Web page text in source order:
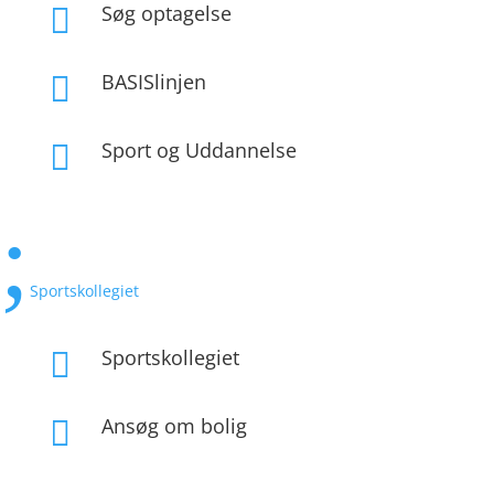
 Søg optagelse
 BASISlinjen
 Sport og Uddannelse
; Sportskollegiet
 Sportskollegiet
 Ansøg om bolig